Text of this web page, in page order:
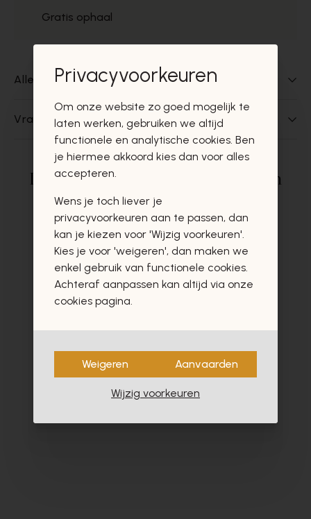
Gratis ophaal
Alles over dit product
Vragen over dit product?
Deze producten zullen u zeker en
vast ook interesseren
Privacyvoorkeuren
Om onze website zo goed mogelijk te
laten werken, gebruiken we altijd
functionele en analytische cookies. Ben
je hiermee akkoord kies dan voor alles
accepteren.
Wens je toch liever je
privacyvoorkeuren aan te passen, dan
kan je kiezen voor 'Wijzig voorkeuren'.
Kies je voor 'weigeren', dan maken we
enkel gebruik van functionele cookies.
Achteraf aanpassen kan altijd via onze
cookies pagina.
Weigeren Aanvaarden
Wijzig voorkeuren